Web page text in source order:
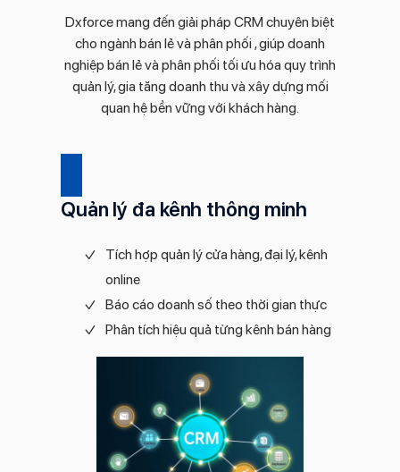
Dxforce mang đến giải pháp CRM chuyên biệt
cho ngành bán lẻ và phân phối , giúp doanh
nghiệp bán lẻ và phân phối tối ưu hóa quy trình
quản lý, gia tăng doanh thu và xây dựng mối
quan hệ bền vững với khách hàng.
Quản lý đa kênh thông minh
Tích hợp quản lý cửa hàng, đại lý, kênh
online
Báo cáo doanh số theo thời gian thực
Phân tích hiệu quả từng kênh bán hàng